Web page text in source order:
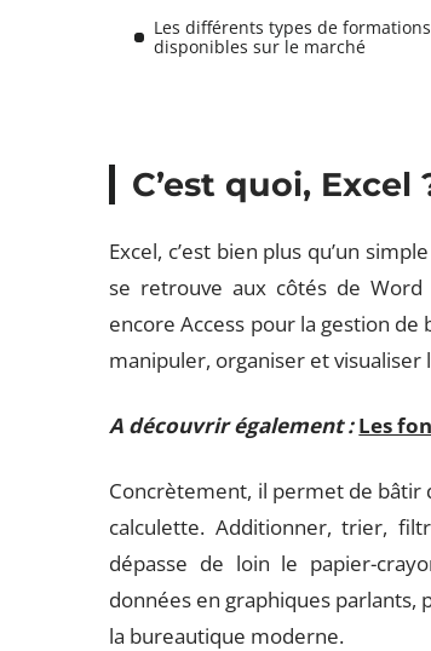
Les différents types de
disponibles sur le marché
C’est quoi, Excel
Excel, c’est bien plus qu’un
se retrouve aux côtés de
encore Access pour la gestion de
manipuler, organiser et visualiser
A découvrir également : Les
Concrètement, il permet de bâtir
calculette. Additionner, trier,
dépasse de loin le papier-
données en graphiques parlants,
la bureautique moderne.